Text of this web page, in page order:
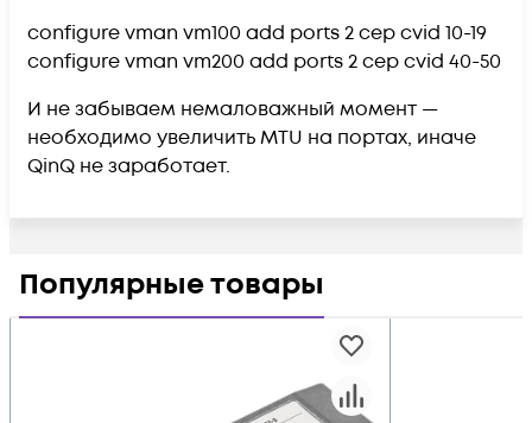
configure vman vm100 add ports 2 cep cvid 10-19
configure vman vm200 add ports 2 cep cvid 40-50
И не забываем немаловажный момент —
необходимо увеличить MTU на портах, иначе
QinQ не заработает.
Популярные товары